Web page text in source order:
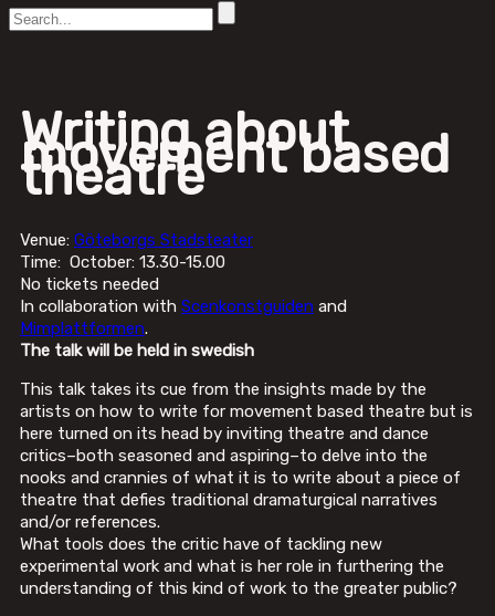
Writing about
movement based
theatre
Venue: Göteborgs Stadsteater
Time: October: 13.30-15.00
No tickets needed
In collaboration with Scenkonstguiden and
Mimplattformen.
The talk will be held in swedish
This talk takes its cue from the insights made by the
artists on how to write for movement based theatre but is
here turned on its head by inviting theatre and dance
critics–both seasoned and aspiring–to delve into the
nooks and crannies of what it is to write about a piece of
theatre that defies traditional dramaturgical narratives
and/or references.
What tools does the critic have of tackling new
experimental work and what is her role in furthering the
understanding of this kind of work to the greater public?